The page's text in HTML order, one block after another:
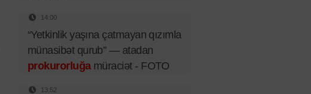
14:00
“Yetkinlik yaşına çatmayan qızımla
münasibət qurub” — atadan
prokurorluğamüraciət - FOTO
13:52